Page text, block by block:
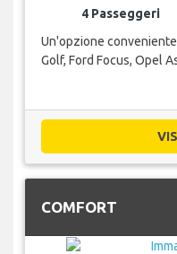
4 Passeggeri
Un'opzione
Golf, Ford Focus, Opel
COMFORT